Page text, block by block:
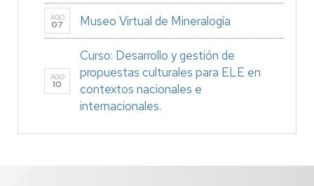
AGO
07 Museo Virtual de Mineralogía
AGO
10
Curso: Desarrollo y gestión de
propuestas culturales para ELE en
contextos nacionales e
internacionales.